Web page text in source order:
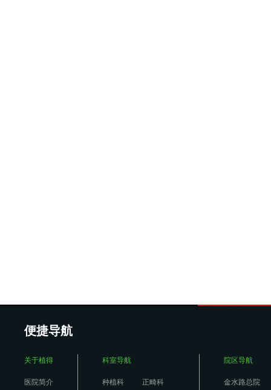
便捷导航
关于植得
医院简介
科室导航
种植科
正畸科
院区导航
金水路总院